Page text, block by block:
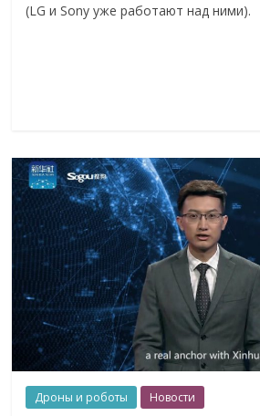
(LG и Sony уже работают над ними).
Дроны и роботы Новости